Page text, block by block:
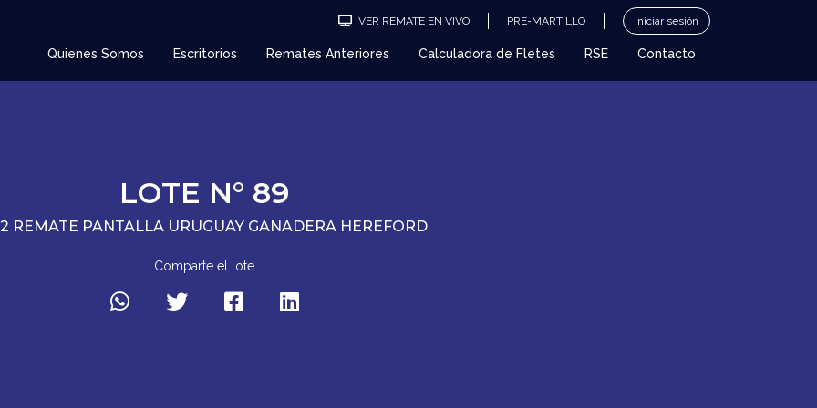
VER REMATE EN VIVO PRE-MARTILLO Iniciar sesión
Quienes Somos Escritorios Remates Anteriores Calculadora de Fletes RSE Contacto
LOTE N° 89
REMATE PANTALLA URUGUAY GANADERA HEREFORD
Comparte el lote